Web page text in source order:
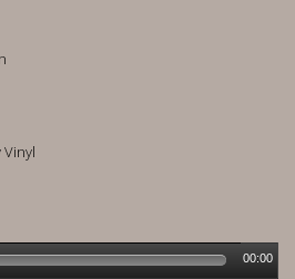
00:00